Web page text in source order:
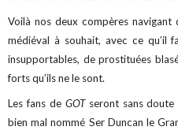
Voilà nos deux compères
médiéval à souhait, avec ce qu’il
insupportables, de prostituées
forts qu’ils ne le sont.
Les fans de GOT seront sans
bien mal nommé Ser Duncan le